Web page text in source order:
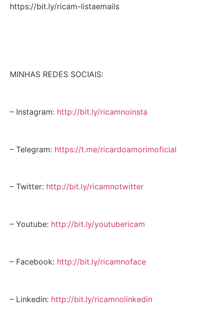
https://bit.ly/ricam-listaemails
MINHAS REDES SOCIAIS:
– Instagram: http://bit.ly/ricamnoinsta
– Telegram: https://t.me/ricardoamorimoficial
– Twitter: http://bit.ly/ricamnotwitter
– Youtube: http://bit.ly/youtubericam
– Facebook: http://bit.ly/ricamnoface
– Linkedin: http://bit.ly/ricamnolinkedin